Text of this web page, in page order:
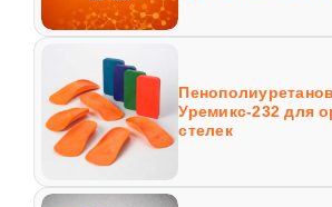
Уремикс-232 для
стелек